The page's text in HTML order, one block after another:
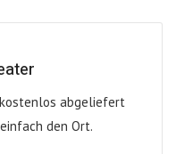
abgeliefert
den Ort.